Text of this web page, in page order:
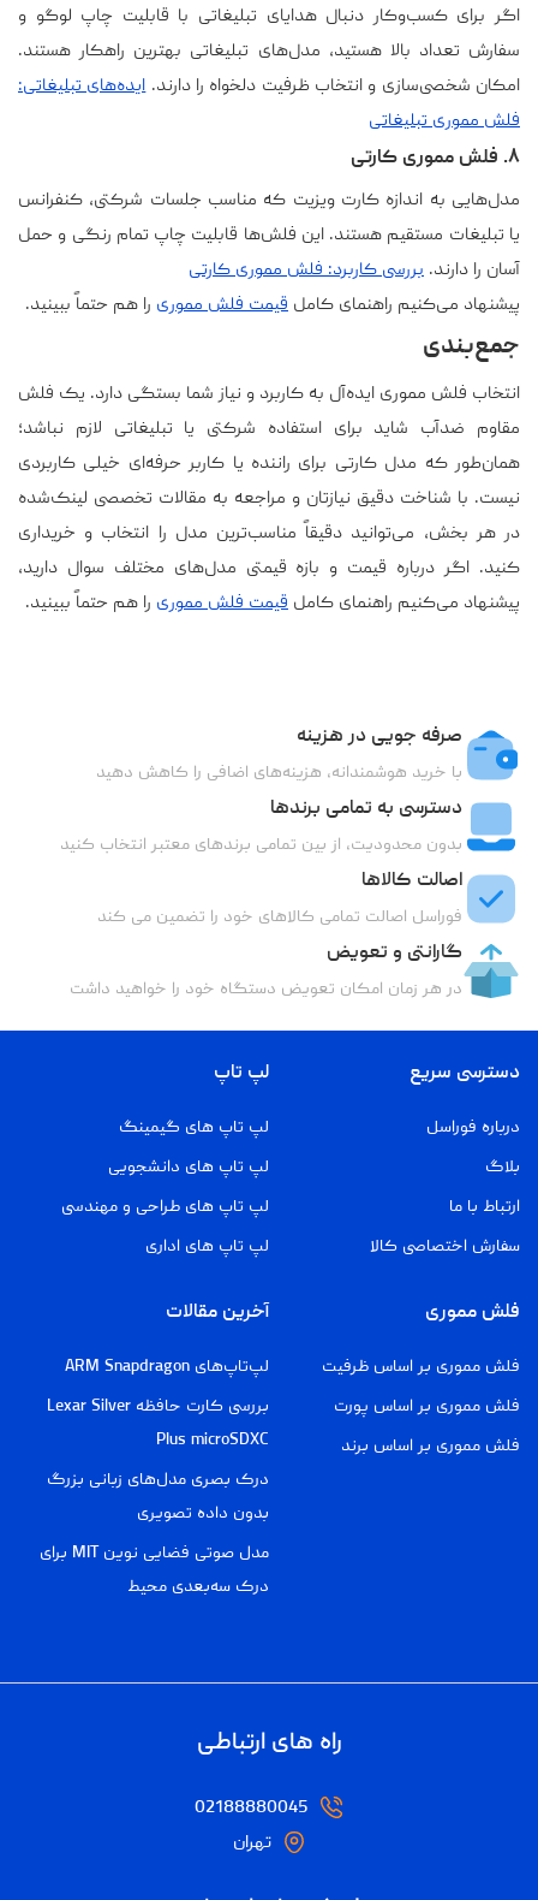
اگر برای کسب‌وکار دنبال هدایای تبلیغاتی با قابلیت چاپ لوگو و
سفارش تعداد بالا هستید، مدل‌های تبلیغاتی بهترین راهکار هستند.
امکان شخصی‌سازی و انتخاب ظرفیت دلخواه را دارند.ایده‌های تبلیغاتی:
فلش مموری تبلیغاتی
۸. فلش مموری کارتی
مدل‌هایی به اندازه کارت ویزیت که مناسب جلسات شرکتی، کنفرانس
یا تبلیغات مستقیم هستند. این فلش‌ها قابلیت چاپ تمام رنگی و حمل
آسان را دارند. بررسی کاربرد: فلش مموری کارتی
پیشنهاد می‌کنیم راهنمای کامل قیمت فلش مموری را هم حتماً ببینید.
جمع‌بندی
انتخاب فلش مموری ایده‌آل به کاربرد و نیاز شما بستگی دارد. یک فلش
مقاوم ضدآب شاید برای استفاده شرکتی یا تبلیغاتی لازم نباشد؛
همان‌طور که مدل کارتی برای راننده یا کاربر حرفه‌ای خیلی کاربردی
نیست. با شناخت دقیق نیازتان و مراجعه به مقالات تخصصی لینک‌شده
در هر بخش، می‌توانید دقیقاً مناسب‌ترین مدل را انتخاب و خریداری
کنید. اگر درباره قیمت و بازه قیمتی مدل‌های مختلف سوال دارید،
پیشنهاد می‌کنیم راهنمای کامل قیمت فلش مموری را هم حتماً ببینید.
صرفه جویی در هزینه
با خرید هوشمندانه، هزینه‌های اضافی را کاهش دهید
دسترسی به تمامی برندها
بدون محدودیت، از بین تمامی برندهای معتبر انتخاب کنید
اصالت کالاها
فوراسل اصالت تمامی کالاهای خود را تضمین می کند
گارانتی و تعویض
در هر زمان امکان تعویض دستگاه خود را خواهید داشت
دسترسی سریع
درباره فوراسل
بلاگ
ارتباط با ما
سفارش اختصاصی کالا
لپ تاپ
لپ تاپ های گیمینگ
لپ تاپ های دانشجویی
لپ تاپ های طراحی و مهندسی
لپ تاپ های اداری
فلش مموری
فلش مموری بر اساس ظرفیت
فلش مموری بر اساس پورت
فلش مموری بر اساس برند
آخرین مقالات
لپ‌تاپ‌های ARM Snapdragon
بررسی کارت حافظه Lexar Silver
Plus microSDXC
درک بصری مدل‌های زبانی بزرگ
بدون داده تصویری
مدل صوتی فضایی نوین MIT برای
درک سه‌بعدی محیط
راه های ارتباطی
02188880045
تهران